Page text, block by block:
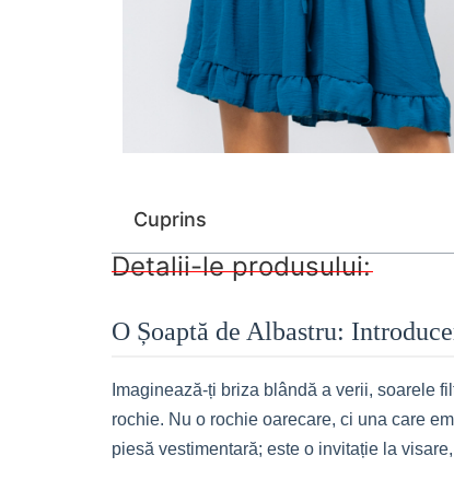
Cuprins
Detalii-le produsului:
O Șoaptă de Albastru:
Imaginează-ți briza blândă a verii, soarele
rochie. Nu o rochie oarecare, ci una care
piesă vestimentară; este o invitație la